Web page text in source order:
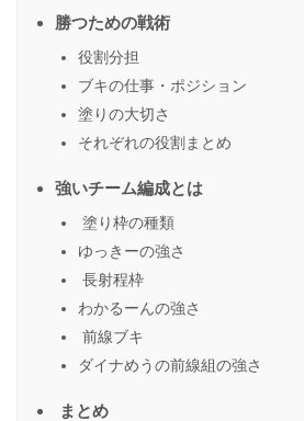
勝つための戦術
役割分担
ブキの仕事・ポジション
塗りの大切さ
それぞれの役割まとめ
強いチーム編成とは
塗り枠の種類
ゆっきーの強さ
長射程枠
わかるーんの強さ
前線ブキ
ダイナめうの前線組の強さ
まとめ